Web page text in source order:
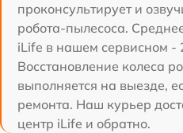
проконсультирует и
робота-пылесоса.
iLife в нашем сервисном -
Восстановление колеса
выполняется на выезде,
ремонта. Наш курьер
центр iLife и обратно.